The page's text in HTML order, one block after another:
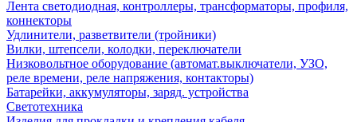
Лента светодиодная, контроллеры, трансформаторы, профиля,
коннекторы
Удлинители, разветвители (тройники)
Вилки, штепсели, колодки, переключатели
Низковольтное оборудование (автомат.выключатели, УЗО,
реле времени, реле напряжения, контакторы)
Батарейки, аккумуляторы, заряд. устройства
Светотехника